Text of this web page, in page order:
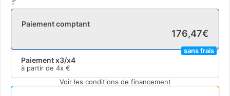
Paiement comptant
176,47€
Paiement x3/x4
à partir de 4x €
sans frais
Voir les conditions de financement